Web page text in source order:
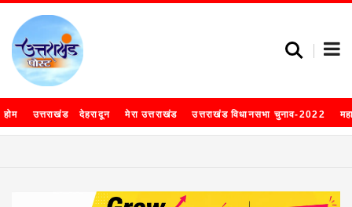
होम उत्तराखंड देहरादून मेरा उत्तराखंड उत्तराखंड विधानसभा चुनाव-2022